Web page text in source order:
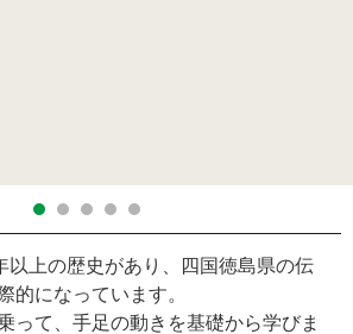
以上の歴史があり、四国徳島県の伝
的になっています。
って、手足の動きを基礎から学びま